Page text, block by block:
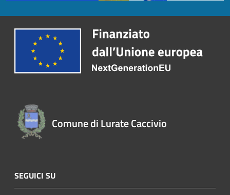
Comune di Lurate Caccivio
SEGUICI SU